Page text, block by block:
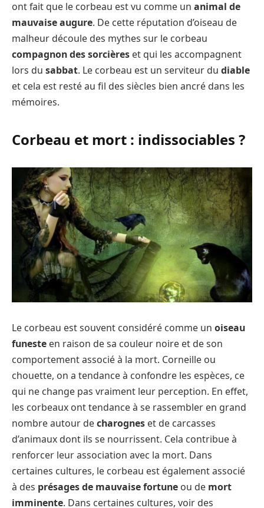
ont fait que le corbeau est vu comme un animal de
mauvaise augure. De cette réputation d’oiseau de
malheur découle des mythes sur le corbeau
compagnon des sorcières et qui les accompagnent
lors du sabbat. Le corbeau est un serviteur du diable
et cela est resté au fil des siècles bien ancré dans les
mémoires.
Corbeau et mort : indissociables ?
Le corbeau est souvent considéré comme un oiseau
funeste en raison de sa couleur noire et de son
comportement associé à la mort. Corneille ou
chouette, on a tendance à confondre les espèces, ce
qui ne change pas vraiment leur perception. En effet,
les corbeaux ont tendance à se rassembler en grand
nombre autour decharognes et de carcasses
d’animaux dont ils se nourrissent. Cela contribue à
renforcer leur association avec la mort. Dans
certaines cultures, le corbeau est également associé
à des présages de mauvaise fortune ou de mort
imminente. Dans certaines cultures, voir des